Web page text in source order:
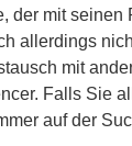
der mit
allerdings
mit
Falls Sie
auf der